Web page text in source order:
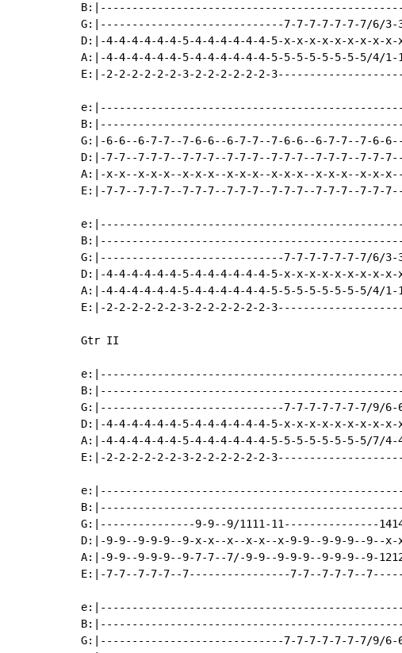
G:|-----------------------------7-7-7-7-7-7-7/6/3-3-
D:|-4-4-4-4-4-4-5-4-4-4-4-4-4-5-x-x-x-x-x-x-x-x-x-
A:|-4-4-4-4-4-4-5-4-4-4-4-4-4-5-5-5-5-5-5-5-5/4/1-
E:|-2-2-2-2-2-2-3-2-2-2-2-2-2-
G:|-6-6--6-7-7--7-6-6--6-7-7--7-6-6--6-7-7--7-6-
D:|-7-7--7-7-7--7-7-7--7-7-7--7-7-7--7-7-7--7-7-
A:|-x-x--x-x-x--x-x-x--x-x-x--x-x-x--x-x-x--x-x-
E:|-7-7--7-7-7--7-7-7--7-7-7--7-7-7--7-7-7--7-7-
G:|-----------------------------7-7-7-7-7-7-7/6/3-3-
D:|-4-4-4-4-4-4-5-4-4-4-4-4-4-5-x-x-x-x-x-x-x-x-x-
A:|-4-4-4-4-4-4-5-4-4-4-4-4-4-5-5-5-5-5-5-5-5/4/1-
E:|-2-2-2-2-2-2-3-2-2-2-2-2-2-
Gtr II
G:|-----------------------------7-7-7-7-7-7-7/9/6-6-
D:|-4-4-4-4-4-4-5-4-4-4-4-4-4-5-x-x-x-x-x-x-x-x-x-
A:|-4-4-4-4-4-4-5-4-4-4-4-4-4-5-5-5-5-5-5-5-5/7/4-
E:|-2-2-2-2-2-2-3-2-2-2-2-2-2-
G:|---------------9-9--9/1111-11---------------1414-
D:|-9-9--9-9-9--9-x-x--x--x-x--x-9-9--9-9-9--9--x-
A:|-9-9--9-9-9--9-7-7--7/-9-9--9-9-9--9-9-9--9-
E:|-7-7--7-7-7--7----------------7-7--7-7-7--
G:|-----------------------------7-7-7-7-7-7-7/9/6-6-